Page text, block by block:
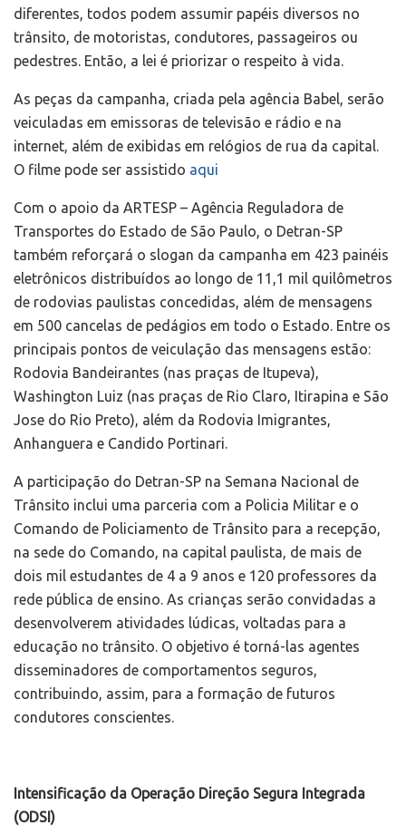
diferentes, todos podem assumir papéis diversos no
trânsito, de motoristas, condutores, passageiros ou
pedestres. Então, a lei é priorizar o respeito à vida.
As peças da campanha, criada pela agência Babel, serão
veiculadas em emissoras de televisão e rádio e na
internet, além de exibidas em relógios de rua da capital.
O filme pode ser assistido aqui
Com o apoio da ARTESP – Agência Reguladora de
Transportes do Estado de São Paulo, o Detran-SP
também reforçará o slogan da campanha em 423 painéis
eletrônicos distribuídos ao longo de 11,1 mil quilômetros
de rodovias paulistas concedidas, além de mensagens
em 500 cancelas de pedágios em todo o Estado. Entre os
principais pontos de veiculação das mensagens estão:
Rodovia Bandeirantes (nas praças de Itupeva),
Washington Luiz (nas praças de Rio Claro, Itirapina e São
Jose do Rio Preto), além da Rodovia Imigrantes,
Anhanguera e Candido Portinari.
A participação do Detran-SP na Semana Nacional de
Trânsito inclui uma parceria com a Policia Militar e o
Comando de Policiamento de Trânsito para a recepção,
na sede do Comando, na capital paulista, de mais de
dois mil estudantes de 4 a 9 anos e 120 professores da
rede pública de ensino. As crianças serão convidadas a
desenvolverem atividades lúdicas, voltadas para a
educação no trânsito. O objetivo é torná-las agentes
disseminadores de comportamentos seguros,
contribuindo, assim, para a formação de futuros
condutores conscientes.
Intensificação da Operação Direção Segura Integrada
(ODSI)